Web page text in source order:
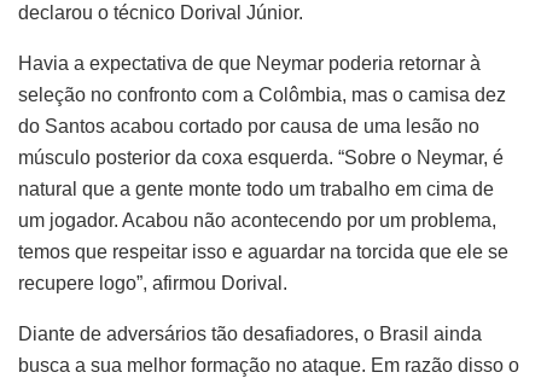
declarou o técnico Dorival Júnior.
Havia a expectativa de que Neymar poderia retornar à
seleção no confronto com a Colômbia, mas o camisa dez
do Santos acabou cortado por causa de uma lesão no
músculo posterior da coxa esquerda. “Sobre o Neymar, é
natural que a gente monte todo um trabalho em cima de
um jogador. Acabou não acontecendo por um problema,
temos que respeitar isso e aguardar na torcida que ele se
recupere logo”, afirmou Dorival.
Diante de adversários tão desafiadores, o Brasil ainda
busca a sua melhor formação no ataque. Em razão disso o